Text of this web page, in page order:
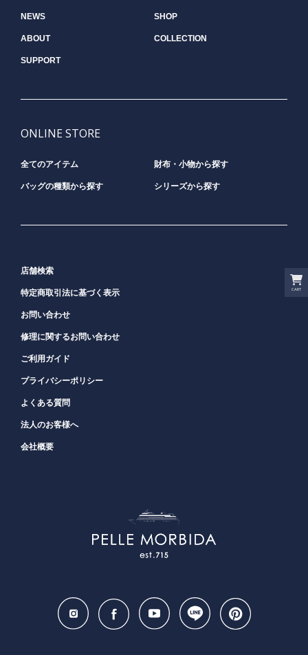
CART
NEWS SHOP
ABOUT COLLECTION
SUPPORT
ONLINE STORE
全てのアイテム 財布・小物から探す
バッグの種類から探す シリーズから探す
店舗検索
特定商取引法に基づく表示
お問い合わせ
修理に関するお問い合わせ
ご利用ガイド
プライバシーポリシー
よくある質問
法人のお客様へ
会社概要